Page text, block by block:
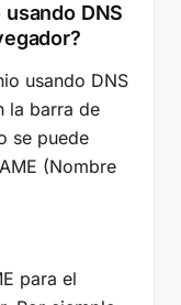
DNS
usando DNS
la barra de
se puede
(Nombre
para el